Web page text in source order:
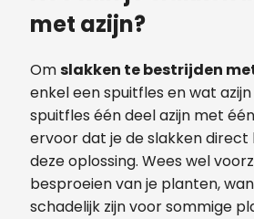
met azijn?
Omslakken te bestrijden
enkel een spuitfles en wat
spuitfles één deel azijn met
ervoor dat je de slakken
deze oplossing. Wees wel
besproeien van je planten,
schadelijk zijn voor sommige